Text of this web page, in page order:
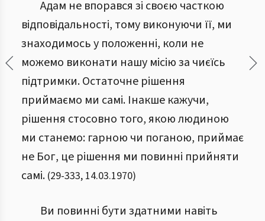
Адам не впорався зі своєю часткою
відповідальності, тому виконуючи її, ми
знаходимось у положенні, коли не
можемо виконати нашу місію за чиєїсь
підтримки. Остаточне рішення
приймаємо ми самі. Інакше кажучи,
рішення стосовно того, якою людиною
ми станемо: гарною чи поганою, приймає
не Бог, це рішення ми повинні прийняти
самі. (29-333, 14.03.1970)
Ви повинні бути здатними навіть